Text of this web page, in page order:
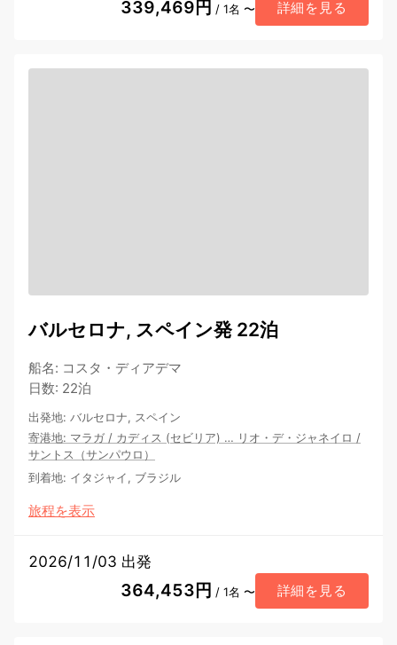
339,469円 / 1名 〜 詳細を見る
バルセロナ, スペイン発 22泊
船名: コスタ・ディアデマ
日数: 22泊
出発地: バルセロナ, スペイン
寄港地: マラガ / カディス (セビリア) … リオ・デ・ジャネイロ /
サントス（サンパウロ）
到着地: イタジャイ, ブラジル
旅程を表示
2026/11/03 出発
364,453円 / 1名 〜 詳細を見る